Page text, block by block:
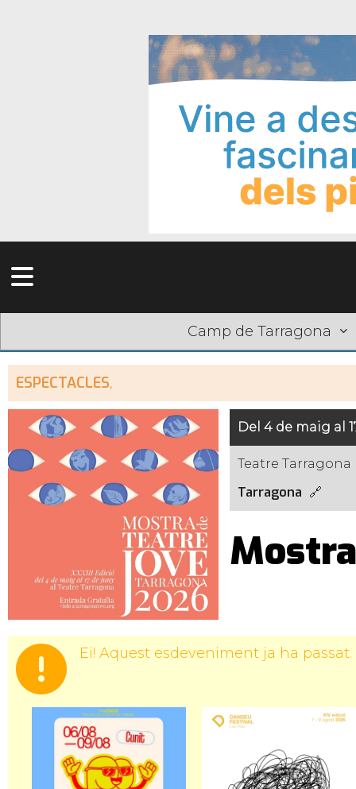
Camp de Tarragona
ESPECTACLES,
Del 4 de maig al
Teatre Tarragona
Tarragona
Ei! Aquest esdeveniment ja ha